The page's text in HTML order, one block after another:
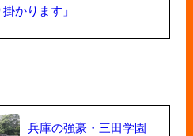
かります」
兵庫の強豪・三田学園